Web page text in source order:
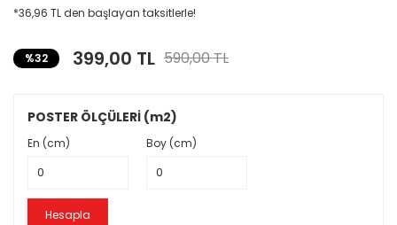
*36,96 TL den başlayan taksitlerle!
%32 399,00 TL 590,00 TL
POSTER ÖLÇÜLERİ (m2)
En (cm) Boy (cm)
Hesapla